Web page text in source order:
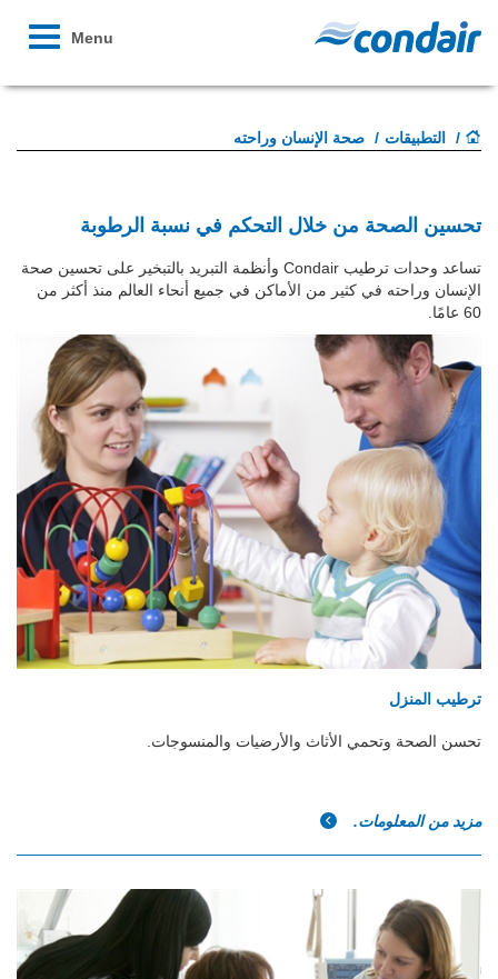
Toggle
Menu
التطبيقات صحة الإنسان وراحته
تحسين الصحة من خلال التحكم في نسبة الرطوبة
تساعد وحدات ترطيب Condair وأنظمة التبريد بالتبخير على تحسين صحة
الإنسان وراحته في كثير من الأماكن في جميع أنحاء العالم منذ أكثر من
60 عامًا.
ترطيب المنزل
تحسن الصحة وتحمي الأثاث والأرضيات والمنسوجات.
مزيد من المعلومات.